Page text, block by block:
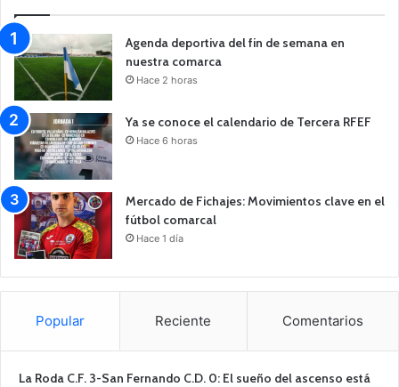
Agenda deportiva del fin de semana en
nuestra comarca
Hace 2 horas
Ya se conoce el calendario de Tercera RFEF
Hace 6 horas
Mercado de Fichajes: Movimientos clave en el
fútbol comarcal
Hace 1 día
Popular Reciente Comentarios
La Roda C.F. 3-San Fernando C.D. 0: El sueño del ascenso está